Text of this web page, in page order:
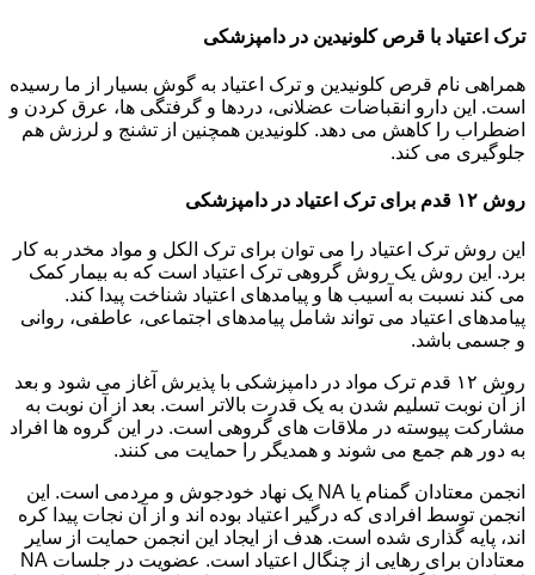
ترک اعتیاد با قرص کلونیدین در دامپزشکی
همراهی نام قرص کلونیدین و ترک اعتیاد به گوش بسیار از ما رسیده
است. این دارو انقباضات عضلانی، دردها و گرفتگی ها، عرق کردن و
اضطراب را کاهش می دهد. کلونیدین همچنین از تشنج و لرزش هم
جلوگیری می کند.
روش ۱۲ قدم برای ترک اعتیاد در دامپزشکی
این روش ترک اعتیاد را می توان برای ترک الکل و مواد مخدر به کار
برد. این روش یک روش گروهی ترک اعتیاد است که به بیمار کمک
می کند نسبت به آسیب ها و پیامدهای اعتیاد شناخت پیدا کند.
پیامدهای اعتیاد می تواند شامل پیامدهای اجتماعی، عاطفی، روانی
و جسمی باشد.
روش ۱۲ قدم ترک مواد در دامپزشکی با پذیرش آغاز می شود و بعد
از آن نوبت تسلیم شدن به یک قدرت بالاتر است. بعد از آن نوبت به
مشارکت پیوسته در ملاقات های گروهی است. در این گروه ها افراد
به دور هم جمع می شوند و همدیگر را حمایت می کنند.
انجمن معتادان گمنام یا NA یک نهاد خودجوش و مردمی است. این
انجمن توسط افرادی که درگیر اعتیاد بوده اند و از آن نجات پیدا کره
اند، پایه گذاری شده است. هدف از ایجاد این انجمن حمایت از سایر
معتادان برای رهایی از چنگال اعتیاد است. عضویت در جلسات NA